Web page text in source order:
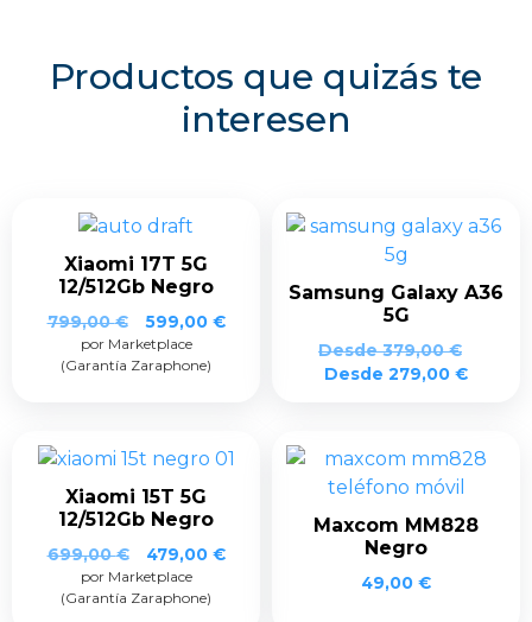
Productos que quizás te
interesen
Xiaomi 17T 5G
12/512Gb Negro
799,00€
El
precio
original
599,00 €El
por Marketplace
(Garantía Zaraphone)
Samsung Galaxy A36
5G
Desde379,00€
Desde 279,00 €
Xiaomi 15T 5G
12/512Gb Negro
699,00€
El
precio
original
479,00 €El
por Marketplace
(Garantía Zaraphone)
Maxcom MM828
Negro
49,00 €